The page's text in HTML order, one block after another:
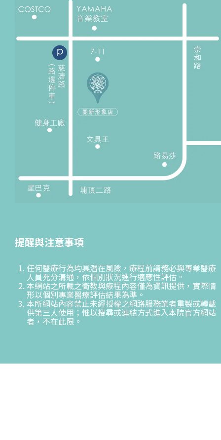
提醒與注意事項
任何醫療行為均具潛在風險，療程前請務必與專業醫療
人員充分溝通，依個別狀況進行適應性評估。
本網站之所載之衛教與療程內容僅為資訊提供，實際情
形以個別專業醫療評估結果為準。
本所網站內容禁止未經授權之網路服務業者重製或轉載
供第三人使用；惟以搜尋或連結方式進入本院官方網站
者，不在此限。